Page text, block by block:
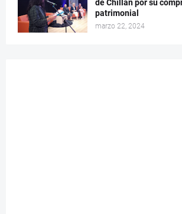
de Chillán por su
patrimonial
marzo 22, 2024